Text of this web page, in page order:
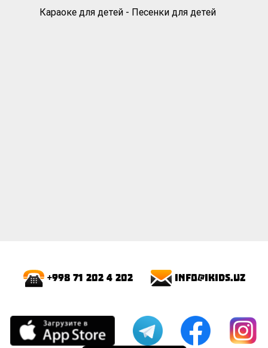
Караоке для детей - Песенки для детей
+998 71 202 4 202 info@ikids.uz